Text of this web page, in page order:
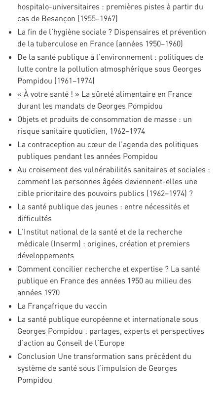
hospitalo-universitaires : premières pistes à partir du
cas de Besançon (1955–1967)
La fin de l’hygiène sociale ? Dispensaires et prévention
de la tuberculose en France (années 1950–1960)
De la santé publique à l’environnement : politiques de
lutte contre la pollution atmosphérique sous Georges
Pompidou (1961–1974)
« À votre santé ! » La sûreté alimentaire en France
durant les mandats de Georges Pompidou
Objets et produits de consommation de masse : un
risque sanitaire quotidien, 1962–1974
La contraception au cœur de l’agenda des politiques
publiques pendant les années Pompidou
Au croisement des vulnérabilités sanitaires et sociales :
comment les personnes âgées deviennent-elles une
cible prioritaire des pouvoirs publics (1962–1974) ?
La santé publique des jeunes : entre nécessités et
difficultés
L’Institut national de la santé et de la recherche
médicale (Inserm) : origines, création et premiers
développements
Comment concilier recherche et expertise ? La santé
publique en France des années 1950 au milieu des
années 1970
La Françafrique du vaccin
La santé publique européenne et internationale sous
Georges Pompidou : partages, experts et perspectives
d’action au Conseil de l’Europe
Conclusion Une transformation sans précédent du
système de santé sous l’impulsion de Georges
Pompidou